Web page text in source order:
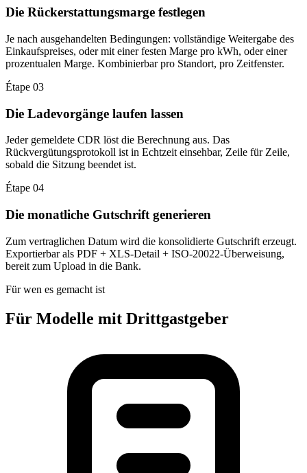
Die Rückerstattungsmarge festlegen
Je nach ausgehandelten Bedingungen: vollständige Weitergabe des
Einkaufspreises, oder mit einer festen Marge pro kWh, oder einer
prozentualen Marge. Kombinierbar pro Standort, pro Zeitfenster.
Étape 03
Die Ladevorgänge laufen lassen
Jeder gemeldete CDR löst die Berechnung aus. Das
Rückvergütungsprotokoll ist in Echtzeit einsehbar, Zeile für Zeile,
sobald die Sitzung beendet ist.
Étape 04
Die monatliche Gutschrift generieren
Zum vertraglichen Datum wird die konsolidierte Gutschrift erzeugt.
Exportierbar als PDF + XLS-Detail + ISO-20022-Überweisung,
bereit zum Upload in die Bank.
Für wen es gemacht ist
Für Modelle mit Drittgastgeber